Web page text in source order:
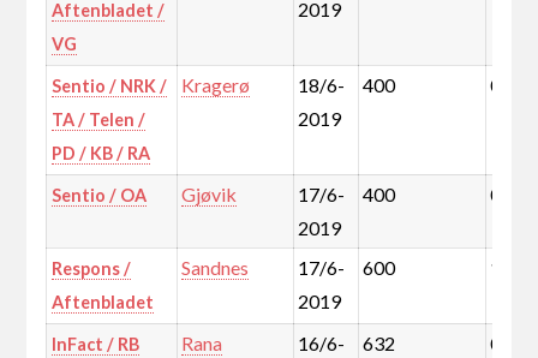
Aftenbladet /
VG
2019
Sentio / NRK /
TA / Telen /
PD / KB / RA
Kragerø
18/6-
2019
400 0,2%
Sentio / OA Gjøvik
17/6-
2019
400 0,5%
Respons /
Aftenbladet
Sandnes
17/6-
2019
600 1,3%
InFact / RB Rana
16/6-
632 0,5%